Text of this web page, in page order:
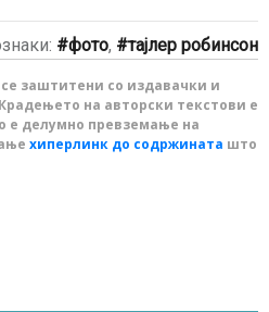
фото, тајлер робинсон
заштитени со издавачки и
на авторски текстови е
е делумно превземање на
хиперлинк до содржината што